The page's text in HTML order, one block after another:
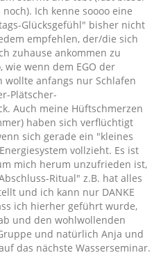
Ich kenne soooo eine
Glücksgefühl" bisher nicht
empfehlen, der/die sich
zuhause ankommen zu
wenn dem EGO der
wollte anfangs nur Schlafen
Plätscher-
Auch meine Hüftschmerzen
haben sich verflüchtigt
sich gerade ein "kleines
vollzieht. Es ist
mich herum unzufrieden ist,
Ritual" z.B. hat alles
und ich kann nur DANKE
ich hierher geführt wurde,
und den wohlwollenden
und natürlich Anja und
das nächste Wasserseminar.